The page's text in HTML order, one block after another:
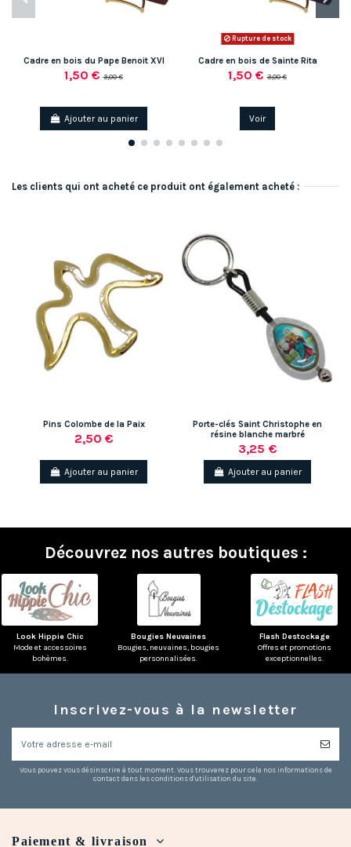
Cadre en bois du Pape Benoit XVI
1,50 €3,00 €
Ajouter au panier
Rupture de stock
Cadre en bois de Sainte Rita
1,50 €3,00 €
Voir
Les clients qui ont acheté ce produit ont également acheté :
Pins Colombe de la Paix
2,50 €
Ajouter au panier
Porte-clés Saint Christophe en
résine blanche marbré
3,25 €
Ajouter au panier
Découvrez nos autres boutiques :
Look Hippie Chic
Mode et accessoires
bohèmes.
Bougies Neuvaines
Bougies, neuvaines, bougies
personnalisées.
Flash Destockage
Offres et promotions
exceptionnelles.
Inscrivez-vous à la newsletter
Vous pouvez vous désinscrire à tout moment. Vous trouverez pour cela nos informations de
contact dans les conditions d'utilisation du site.
Paiement & livraison